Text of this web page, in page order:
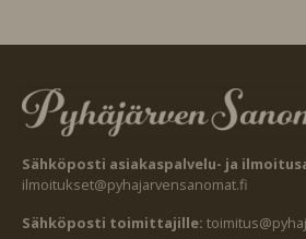
Sähköposti asiakaspalvelu- ja
ilmoitukset@pyhajarvensanomat.fi
Sähköposti toimittajille: